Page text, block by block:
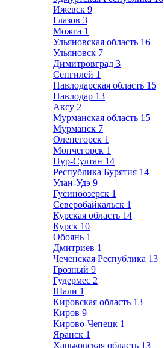
Ижевск 9
Глазов 3
Можга 1
Ульяновская область 16
Ульяновск 7
Димитровград 3
Сенгилей 1
Павлодарская область 15
Павлодар 13
Аксу 2
Мурманская область 15
Мурманск 7
Оленегорск 1
Мончегорск 1
Нур-Султан 14
Республика Бурятия 14
Улан-Удэ 9
Гусиноозерск 1
Северобайкальск 1
Курская область 14
Курск 10
Обоянь 1
Дмитриев 1
Чеченская Республика 13
Грозный 9
Гудермес 2
Шали 1
Кировская область 13
Киров 9
Кирово-Чепецк 1
Яранск 1
Харьковская область 13